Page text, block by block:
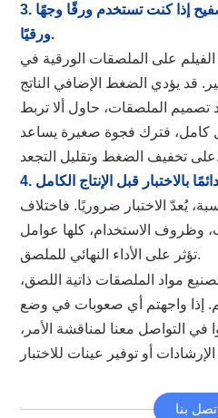
3. كن حذرًا عند استخدام التصفيح إذا كنت تستخدم ورقًا وجهًا
ورقيًا.
على الملصقات الورقية في
قد يؤدي الضغط الإضافي الناتج
تصميم الملصقات، حاول ألا تربط
كامل، فترك فجوة صغيرة يساعد
على تخفيف الضغط وتقليل التجعد.
يُعدّ الاختبار ضروريًا. فاختلاف
وظروف الاستخدام، كلها عوامل
تؤثر على الأداء النهائي للملصق.
مواد الملصقات ذاتية اللصق،
إذا واجهتم أي صعوبات في وضع
في التواصل معنا لمناقشة الأمر،
بنا